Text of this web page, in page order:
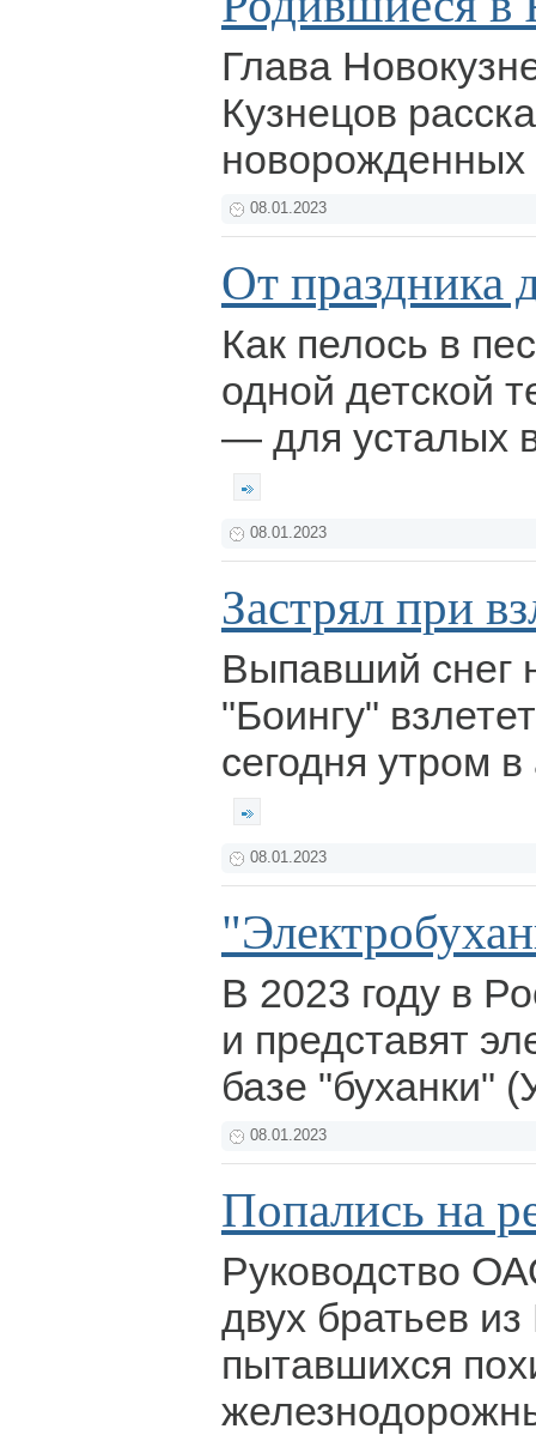
Глава
Кузнецов
08.01.2023
От праздника
Как пелось в
одной детской
— для усталых
08.01.2023
Застрял при
Выпавший снег
"Боингу"
сегодня утром
08.01.2023
В 2023 году в
и представят
базе "буханки"
08.01.2023
Попались на
Руководство
двух братьев из
пытавшихся